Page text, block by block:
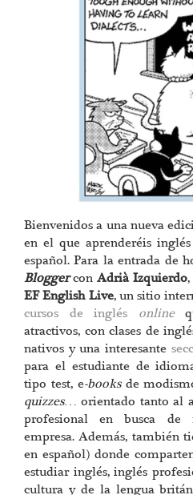
Bienvenidos a una nueva
en el que aprenderéis
español. Para la entrada de
BloggerconAdrià Izquierdo,
EF English Live, un sitio
cursos de inglés online
atractivos, con clases de
nativos y una interesante
para el estudiante de
tipo test, e-booksde
quizzes… orientado tanto al
profesional en busca de
empresa. Además, también
en español) donde
estudiar inglés, inglés
cultura y de la lengua